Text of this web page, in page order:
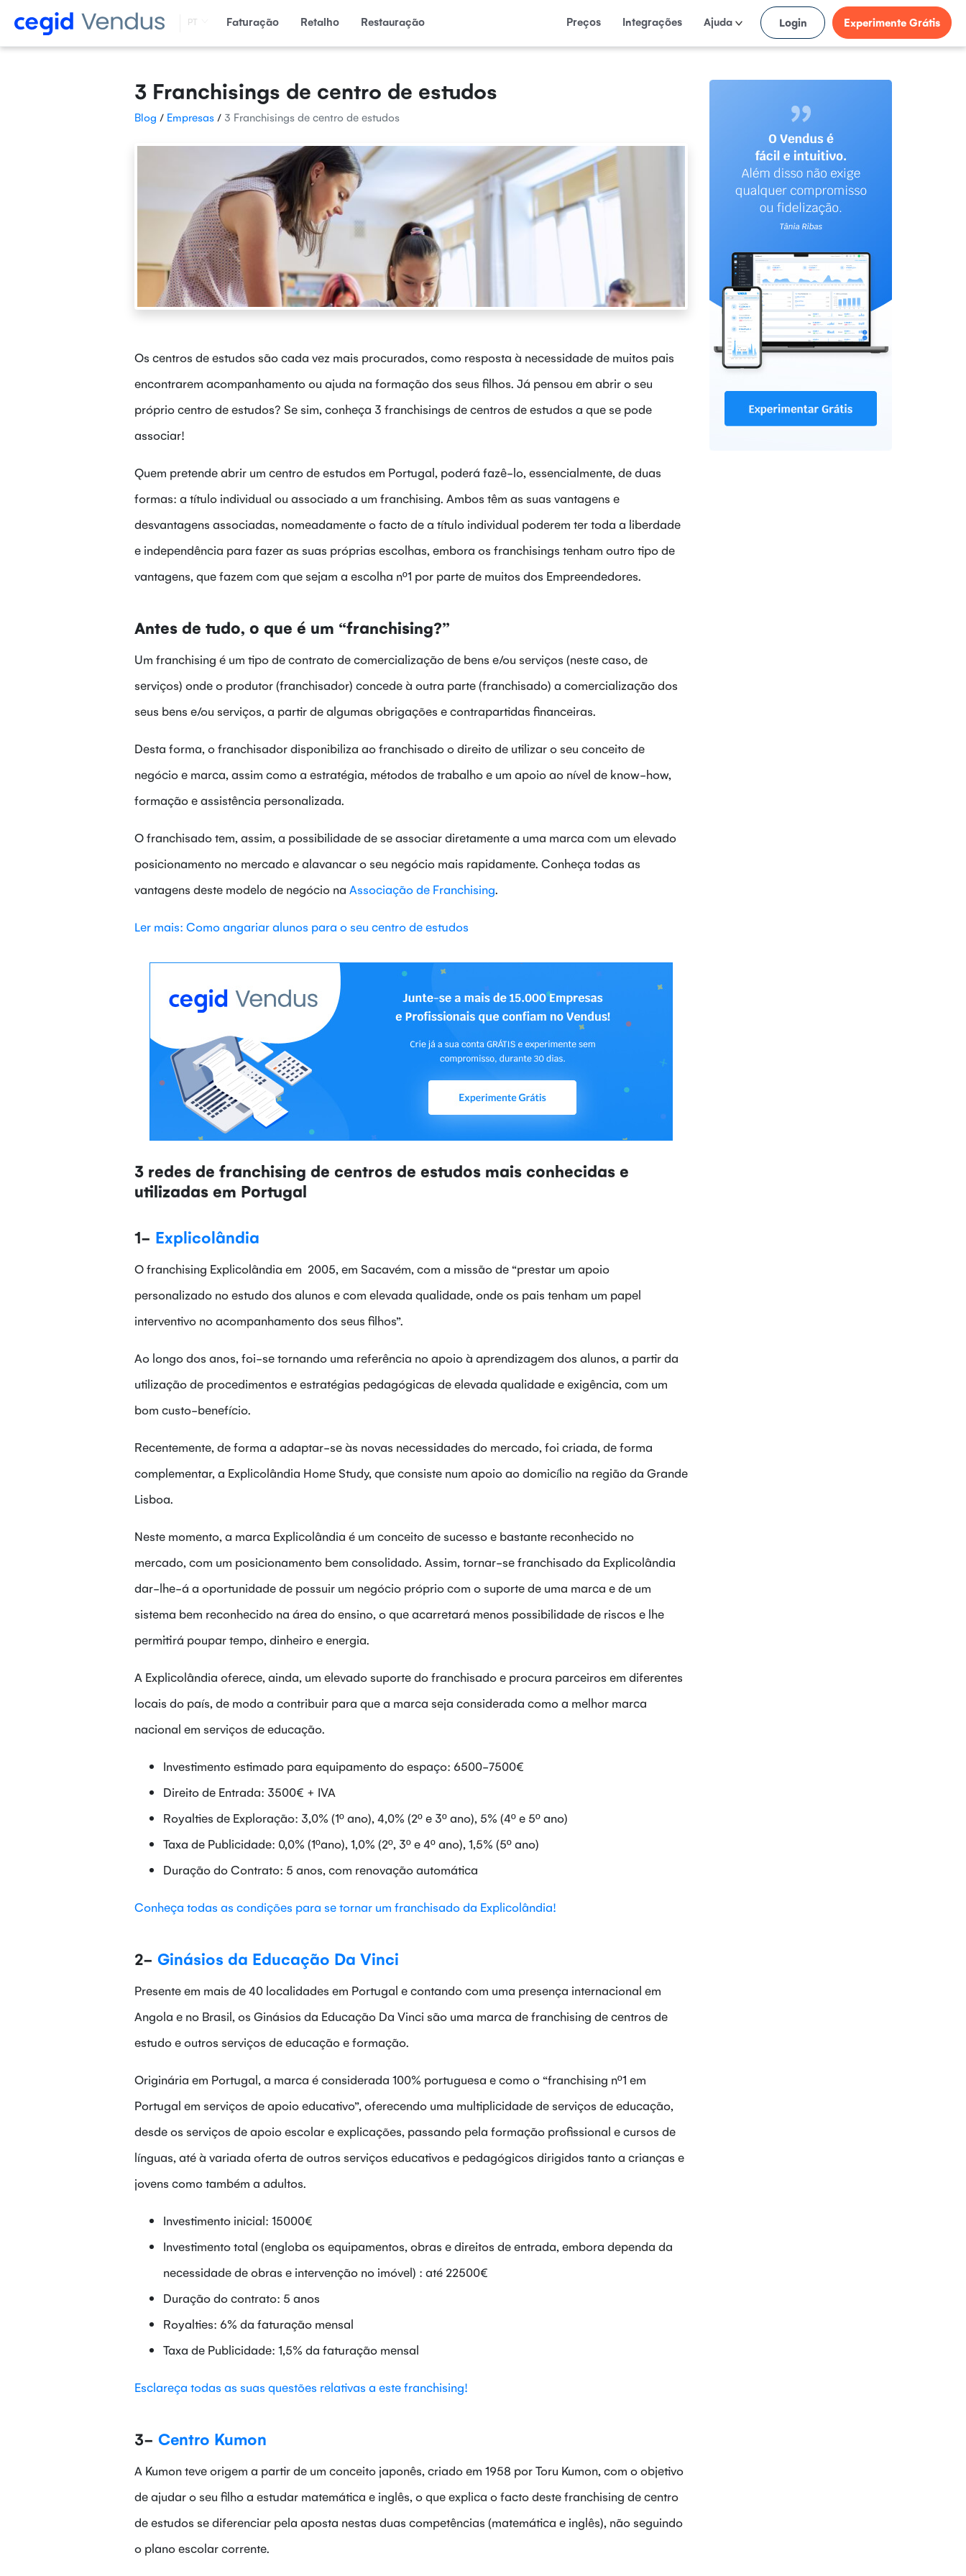
PT Faturação Retalho Restauração Preços Integrações Ajuda Login Experimente Grátis
3 Franchisings de centro de estudos
Blog / Empresas / 3 Franchisings de centro de estudos
Os centros de estudos são cada vez mais procurados, como resposta à necessidade de muitos pais
encontrarem acompanhamento ou ajuda na formação dos seus filhos. Já pensou em abrir o seu
próprio centro de estudos? Se sim, conheça 3 franchisings de centros de estudos a que se pode
associar!
Quem pretende abrir um centro de estudos em Portugal, poderá fazê-lo, essencialmente, de duas
formas: a título individual ou associado a um franchising. Ambos têm as suas vantagens e
desvantagens associadas, nomeadamente o facto de a título individual poderem ter toda a liberdade
e independência para fazer as suas próprias escolhas, embora os franchisings tenham outro tipo de
vantagens, que fazem com que sejam a escolha nº1 por parte de muitos dos Empreendedores.
Antes de tudo, o que é um “franchising?”
Um franchising é um tipo de contrato de comercialização de bens e/ou serviços (neste caso, de
serviços) onde o produtor (franchisador) concede à outra parte (franchisado) a comercialização dos
seus bens e/ou serviços, a partir de algumas obrigações e contrapartidas financeiras.
Desta forma, o franchisador disponibiliza ao franchisado o direito de utilizar o seu conceito de
negócio e marca, assim como a estratégia, métodos de trabalho e um apoio ao nível de know-how,
formação e assistência personalizada.
O franchisado tem, assim, a possibilidade de se associar diretamente a uma marca com um elevado
posicionamento no mercado e alavancar o seu negócio mais rapidamente. Conheça todas as
vantagens deste modelo de negócio na Associação de Franchising.
Ler mais: Como angariar alunos para o seu centro de estudos
3 redes de franchising de centros de estudos mais conhecidas e
utilizadas em Portugal
1- Explicolândia
O franchising Explicolândia em 2005, em Sacavém, com a missão de “prestar um apoio
personalizado no estudo dos alunos e com elevada qualidade, onde os pais tenham um papel
interventivo no acompanhamento dos seus filhos”.
Ao longo dos anos, foi-se tornando uma referência no apoio à aprendizagem dos alunos, a partir da
utilização de procedimentos e estratégias pedagógicas de elevada qualidade e exigência, com um
bom custo-benefício.
Recentemente, de forma a adaptar-se às novas necessidades do mercado, foi criada, de forma
complementar, a Explicolândia Home Study, que consiste num apoio ao domicílio na região da Grande
Lisboa.
Neste momento, a marca Explicolândia é um conceito de sucesso e bastante reconhecido no
mercado, com um posicionamento bem consolidado. Assim, tornar-se franchisado da Explicolândia
dar-lhe-á a oportunidade de possuir um negócio próprio com o suporte de uma marca e de um
sistema bem reconhecido na área do ensino, o que acarretará menos possibilidade de riscos e lhe
permitirá poupar tempo, dinheiro e energia.
A Explicolândia oferece, ainda, um elevado suporte do franchisado e procura parceiros em diferentes
locais do país, de modo a contribuir para que a marca seja considerada como a melhor marca
nacional em serviços de educação.
Investimento estimado para equipamento do espaço: 6500-7500€
Direito de Entrada: 3500€ + IVA
Royalties de Exploração: 3,0% (1º ano), 4,0% (2º e 3º ano), 5% (4º e 5º ano)
Taxa de Publicidade: 0,0% (1ºano), 1,0% (2º, 3º e 4º ano), 1,5% (5º ano)
Duração do Contrato: 5 anos, com renovação automática
Conheça todas as condições para se tornar um franchisado da Explicolândia!
2- Ginásios da Educação Da Vinci
Presente em mais de 40 localidades em Portugal e contando com uma presença internacional em
Angola e no Brasil, os Ginásios da Educação Da Vinci são uma marca de franchising de centros de
estudo e outros serviços de educação e formação.
Originária em Portugal, a marca é considerada 100% portuguesa e como o “franchising nº1 em
Portugal em serviços de apoio educativo”, oferecendo uma multiplicidade de serviços de educação,
desde os serviços de apoio escolar e explicações, passando pela formação profissional e cursos de
línguas, até à variada oferta de outros serviços educativos e pedagógicos dirigidos tanto a crianças e
jovens como também a adultos.
Investimento inicial: 15000€
Investimento total (engloba os equipamentos, obras e direitos de entrada, embora dependa da
necessidade de obras e intervenção no imóvel) : até 22500€
Duração do contrato: 5 anos
Royalties: 6% da faturação mensal
Taxa de Publicidade: 1,5% da faturação mensal
Esclareça todas as suas questões relativas a este franchising!
3- Centro Kumon
A Kumon teve origem a partir de um conceito japonês, criado em 1958 por Toru Kumon, com o objetivo
de ajudar o seu filho a estudar matemática e inglês, o que explica o facto deste franchising de centro
de estudos se diferenciar pela aposta nestas duas competências (matemática e inglês), não seguindo
o plano escolar corrente.